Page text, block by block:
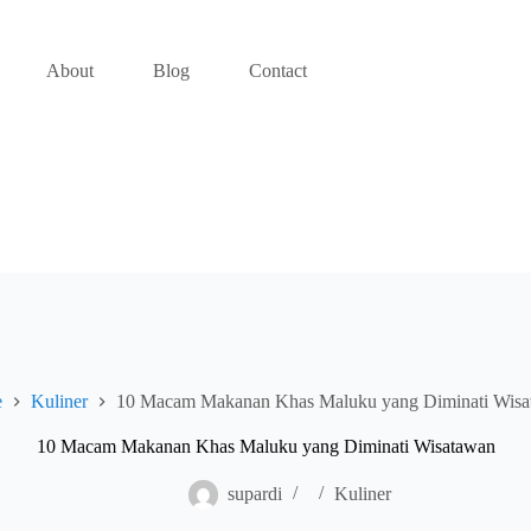
About Blog Contact
Kuliner 10 Macam Makanan Khas Maluku yang Diminati
10 Macam Makanan Khas Maluku yang Diminati Wisatawan
supardi Kuliner